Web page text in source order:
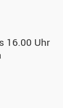
16.00 Uhr